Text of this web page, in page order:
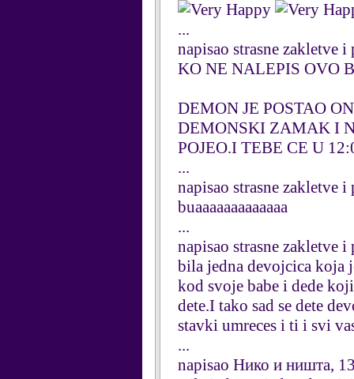
...
napisao strasne zakletve
KO NE NALEPIS OVO
DEMON JE POSTAO
DEMONSKI ZAMAK I
POJEO.I TEBE CE U
...
napisao strasne zakletve
buaaaaaaaaaaaaa
...
napisao strasne zakletve
bila jedna devojcica koja
kod svoje babe i dede
dete.I tako sad se dete
stavki umreces i ti i svi
...
napisao Нико и ништа,